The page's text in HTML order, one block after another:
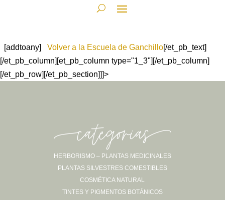
[addtoany] Volver a la Escuela de Ganchillo[/et_pb_text]
[/et_pb_column][et_pb_column type="1_3"][/et_pb_column]
[/et_pb_row][/et_pb_section]]]>
-categorias-
HERBORISMO – PLANTAS MEDICINALES
PLANTAS SILVESTRES COMESTIBLES
COSMÉTICA NATURAL
TINTES Y PIGMENTOS BOTÁNICOS